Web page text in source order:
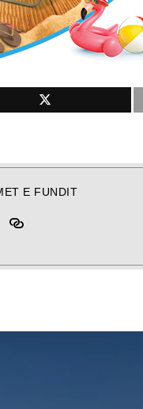
E FUNDIT